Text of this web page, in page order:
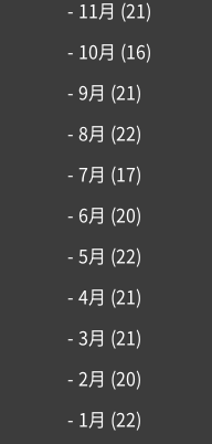
- 11月 (21)
- 10月 (16)
- 9月 (21)
- 8月 (22)
- 7月 (17)
- 6月 (20)
- 5月 (22)
- 4月 (21)
- 3月 (21)
- 2月 (20)
- 1月 (22)